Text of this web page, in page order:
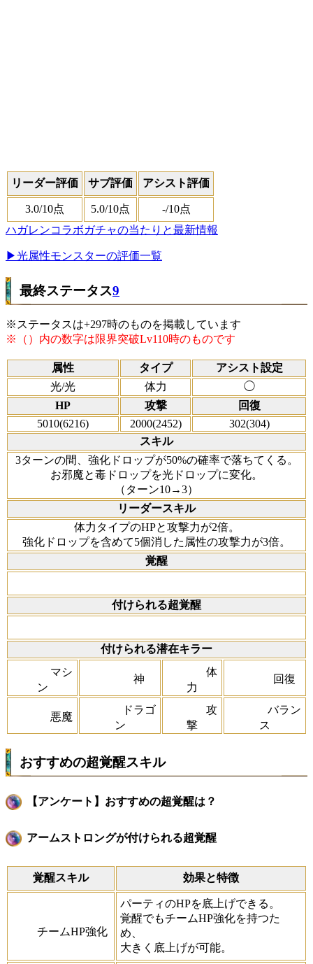
リーダー評価 サブ評価 アシスト評価
3.0/10点 5.0/10点 -/10点
ハガレンコラボガチャの当たりと最新情報
▶光属性モンスターの評価一覧
最終ステータス9
※ステータスは+297時のものを掲載しています
※（）内の数字は限界突破Lv110時のものです
属性 タイプ
アシスト設定
光/光
体力
◯
HP
攻撃
回復
5010(6216)
2000(2452)
302(304)
スキル
3ターンの間、強化ドロップが50%の確率で落ちてくる。
お邪魔と毒ドロップを光ドロップに変化。
（ターン10→3）
リーダースキル
体力タイプのHPと攻撃力が2倍。
強化ドロップを含めて5個消した属性の攻撃力が3倍。
覚醒
付けられる超覚醒
付けられる潜在キラー
マシ
ン
神
体
力
回復
悪魔
ドラゴ
ン
攻
撃
バラン
ス
おすすめの超覚醒スキル
【アンケート】おすすめの超覚醒は？
アームストロングが付けられる超覚醒
覚醒スキル 効果と特徴
チームHP強化
パーティのHPを底上げできる。
覚醒でもチームHP強化を持つた
め、
大きく底上げが可能。